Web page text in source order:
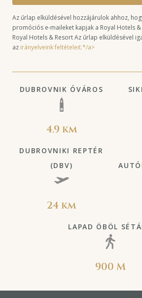
Az űrlap elküldésével hozzájárulok ahhoz,
promóciós e-maileket kapjak a Royal Hotels
Royal Hotels & Resort Az űrlap elküldésével
az irányelveink feltételeit.*/a>
DUBROVNIK ÓVÁROS
4.9 km
DUBROVNIKI REPTÉR
(DBV)
24 km
LAPAD ÖBÖL
900 M